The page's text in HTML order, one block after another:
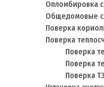
Опломбировка
Общедомовые
Поверка
Поверка
Поверка
Поверка
Поверка